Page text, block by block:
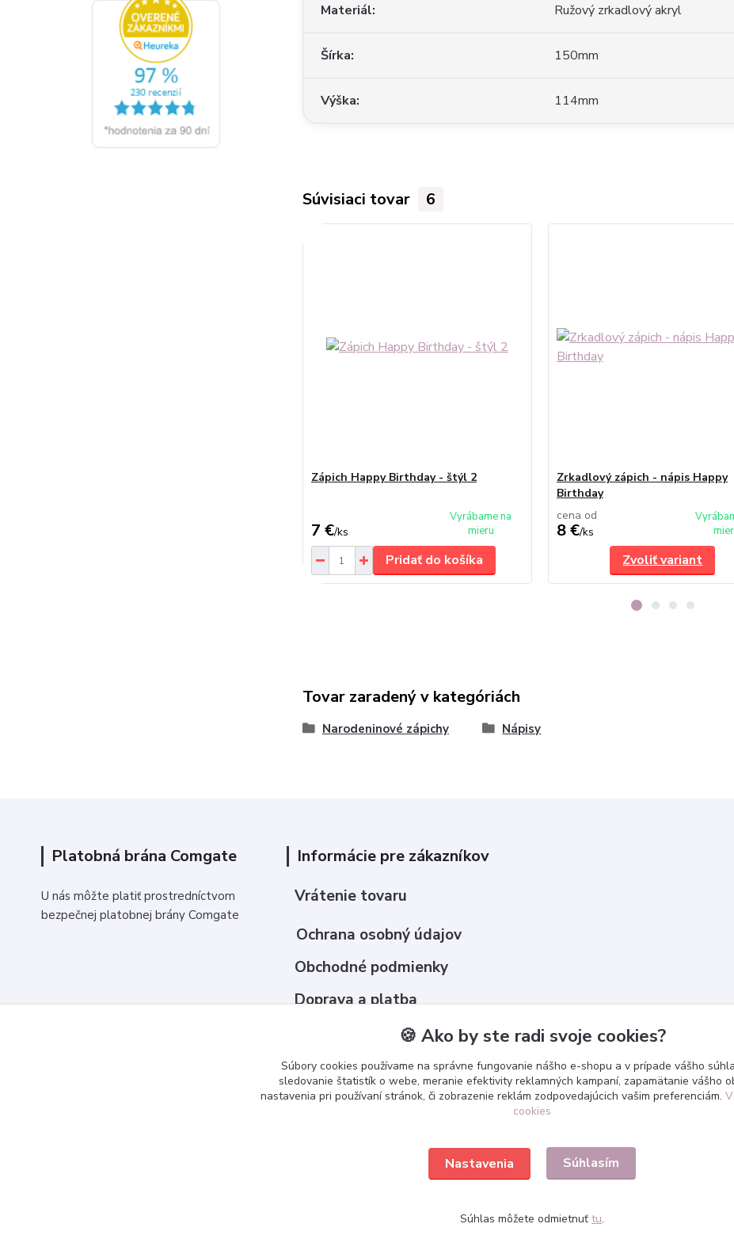
Materiál Ružový zrkadlový akryl
Šírka 150mm
Výška 114mm
Súvisiaci tovar 6
Zápich Happy Birthday - štýl 2
7 €/ks
Vyrábame na
mieru
Pridať do košíka
Zrkadlový zápich - nápis Happy
Birthday
cena od
8 €/ks
Zvoliť variant
Tovar zaradený v kategóriách
Narodeninové zápichy Nápisy
Platobná brána Comgate
U nás môžte platiť prostredníctvom
bezpečnej platobnej brány Comgate
Informácie pre zákazníkov
Vrátenie tovaru
Ochrana osobný údajov
Obchodné podmienky
Doprava a platba
Ako nakupovať ?
Kontakt
🍪 Ako by ste radi svoje cookies?
Súbory cookies používame na správne fungovanie nášho e-shopu a v prípade vášho
sledovanie štatistík o webe, meranie efektivity reklamných kampaní, zapamätanie vášho
nastavenia pri používaní stránok, či zobrazenie reklám zodpovedajúcich vašim preferenciám.
cookies
Nastavenia Súhlasím
Súhlas môžete odmietnuť tu.